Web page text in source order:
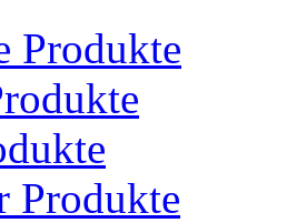
Produkte
Produkte